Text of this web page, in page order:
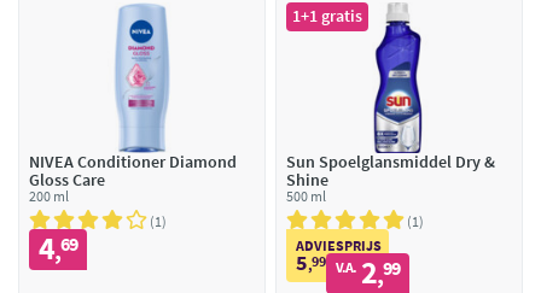
NIVEA Conditioner Diamond
Gloss Care
200 ml
1
4,69
1+1 gratis
Sun Spoelglansmiddel Dry &
Shine
500 ml
1
ADVIESPRIJS
5,99 V.A. 2,99